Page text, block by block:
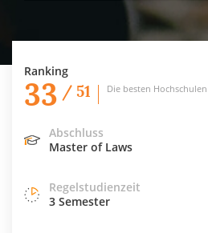
Ranking
33 / 51 Die besten
Abschluss
Master of Laws
Regelstudienzeit
3 Semester